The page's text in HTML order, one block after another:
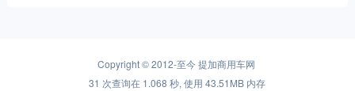
Copyright © 2012-至今提加商用车网
31 次查询在 1.068 秒, 使用 43.51MB 内存